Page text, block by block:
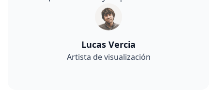
Lucas Vercia
Artista de visualización